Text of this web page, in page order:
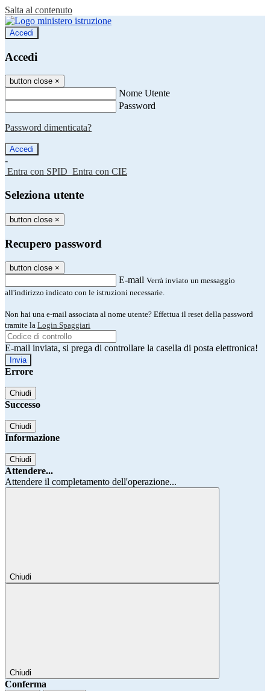
Salta al contenuto
Accedi
Accedi
button close ×
Nome Utente
Password
Password dimenticata?
-
Entra con SPID Entra con CIE
Seleziona utente
button close ×
Recupero password
button close ×
E-mail Verrà inviato un messaggio
all'indirizzo indicato con le istruzioni necessarie.
Non hai una e-mail associata al nome utente? Effettua il reset della password
tramite la Login Spaggiari
E-mail inviata, si prega di controllare la casella di posta elettronica!
Errore
Chiudi
Successo
Chiudi
Informazione
Chiudi
Attendere...
Attendere il completamento dell'operazione...
Chiudi
Chiudi
Conferma